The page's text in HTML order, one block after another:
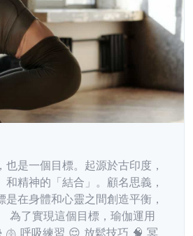
是一個目標。起源於古印度，
精神的「結合」。顧名思義，
在身體和心靈之間創造平衡，
為了實現這個目標，瑜伽運用
🫁 呼吸練習 😌 放鬆技巧 🧠 冥